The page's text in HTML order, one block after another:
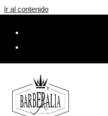
Ir al contenido